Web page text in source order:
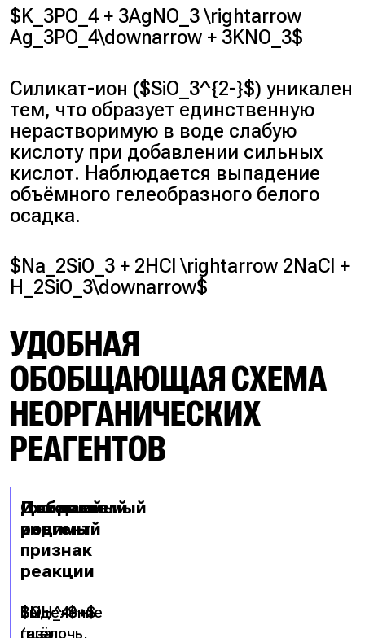
$K_3PO_4 + 3AgNO_3 \rightarrow
Ag_3PO_4\downarrow + 3KNO_3$
Силикат-ион ($SiO_3^{2-}$) уникален
тем, что образует единственную
нерастворимую в воде слабую
кислоту при добавлении сильных
кислот. Наблюдается выпадение
объёмного гелеобразного белого
осадка.
$Na_2SiO_3 + 2HCl \rightarrow 2NaCl +
H_2SiO_3\downarrow$
УДОБНАЯ
ОБОБЩАЮЩАЯ СХЕМА
НЕОРГАНИЧЕСКИХ
РЕАГЕНТОВ
Искомый
ион
Добавляемый
реагент
Ожидаемый
видимый
признак
реакции
$NH_4^+$
$OH^-$
(щёлочь,
Выделение
газа